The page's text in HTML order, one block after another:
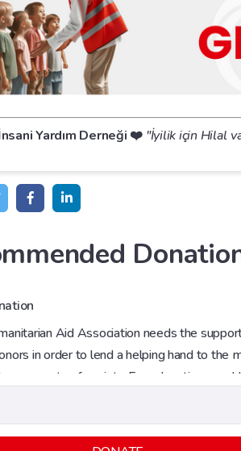
Yardım Derneği ❤️ "İyilik için Hilal
Aid Association needs the
in order to lend a helping hand to the
segments of society. Free donations
are especially vital for unexpected
and urgent needs.